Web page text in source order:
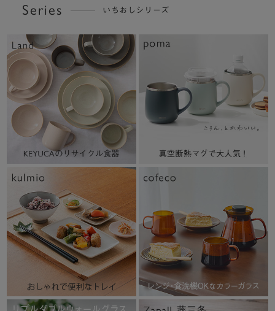
Series いちおしシリーズ